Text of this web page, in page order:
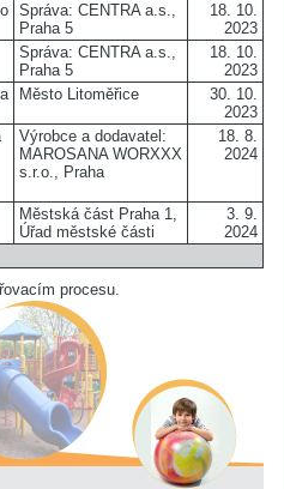
Správa: CENTRA a.s.,
Praha 5
18. 10.
2023
Správa: CENTRA a.s.,
Praha 5
18. 10.
2023
Město Litoměřice
30. 10.
2023
Výrobce a dodavatel:
MAROSANA WORXXX
s.r.o., Praha
18. 8.
2024
Městská část Praha 1,
Úřad městské části
3. 9.
2024
procesu.